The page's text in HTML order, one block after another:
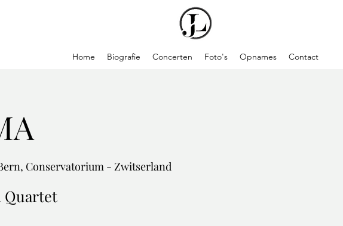
Home Biografie Concerten Foto's Opnames Contact
Conservatorium - Zwitserland
Quartet